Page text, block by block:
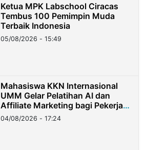
Ketua MPK Labschool Ciracas
Tembus 100 Pemimpin Muda
Terbaik Indonesia
05/08/2026 - 15:49
Mahasiswa KKN Internasional
UMM Gelar Pelatihan AI dan
Affiliate Marketing bagi Pekerja
Migran Indonesia di Taiwan
04/08/2026 - 17:24